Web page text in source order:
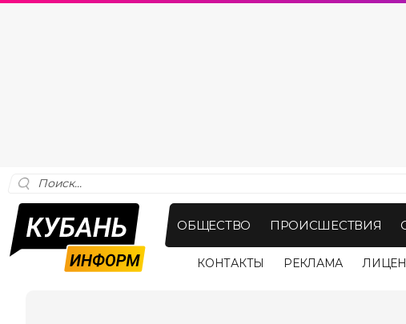
ОБЩЕСТВО ПРОИСШЕСТВИЯ
КОНТАКТЫ РЕКЛАМА